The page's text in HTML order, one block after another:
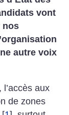
vont
nos
autre voix
aux
de zones